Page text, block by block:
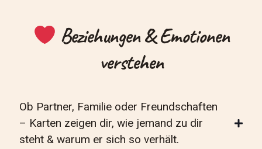
Beziehungen & Emotionen
verstehen
Ob Partner, Familie oder Freundschaften
– Karten zeigen dir, wie jemand zu dir
steht & warum er sich so verhält.